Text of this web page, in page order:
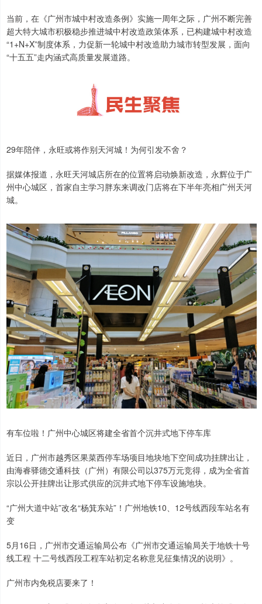
当前，在《广州市城中村改造条例》实施一周年之际，广州不断完善
超大特大城市积极稳步推进城中村改造政策体系，已构建城中村改造
“1+N+X”制度体系，力促新一轮城中村改造助力城市转型发展，面向
“十五五”走内涵式高质量发展道路。
29年陪伴，永旺或将作别天河城！为何引发不舍？
据媒体报道，永旺天河城店所在的位置将启动焕新改造，永辉位于广
州中心城区，首家自主学习胖东来调改门店将在下半年亮相广州天河
城。
有车位啦！广州中心城区将建全省首个沉井式地下停车库
近日，广州市越秀区果菜西停车场项目地块地下空间成功挂牌出让，
由海睿驿德交通科技（广州）有限公司以375万元竞得，成为全省首
宗以公开挂牌出让形式供应的沉井式地下停车设施地块。
“广州大道中站”改名“杨箕东站”！广州地铁10、12号线西段车站名有
变
5月16日，广州市交通运输局公布《广州市交通运输局关于地铁十号
线工程 十二号线西段工程车站初定名称意见征集情况的说明》。
广州市内免税店要来了！